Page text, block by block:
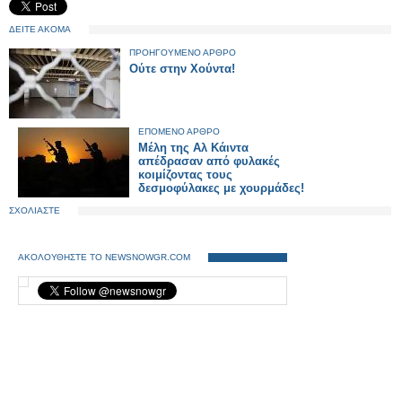
ΔΕΙΤΕ ΑΚΟΜΑ
ΠΡΟΗΓΟΥΜΕΝΟ ΑΡΘΡΟ
Ούτε στην Χούντα!
ΕΠΟΜΕΝΟ ΑΡΘΡΟ
Μέλη της Αλ Κάιντα
απέδρασαν από φυλακές
κοιμίζοντας τους
δεσμοφύλακες με χουρμάδες!
ΣΧΟΛΙΑΣΤΕ
ΑΚΟΛΟΥΘΗΣΤΕ ΤΟ NEWSNOWGR.COM